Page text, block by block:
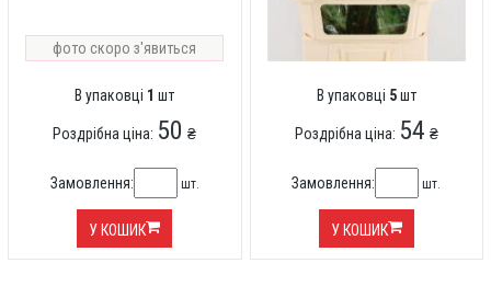
фото скоро з'явиться
В упаковці 1 шт
Роздрібна ціна: 50 ₴
Замовлення: шт.
У КОШИК
В упаковці 5шт
Роздрібна ціна: 54 ₴
Замовлення: шт.
У КОШИК